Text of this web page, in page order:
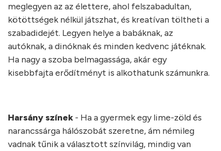
meglegyen az az élettere, ahol felszabadultan,
kötöttségek nélkül játszhat, és kreatívan töltheti a
szabadidejét. Legyen helye a babáknak, az
autóknak, a dinóknak és minden kedvenc játéknak.
Ha nagy a szoba belmagassága, akár egy
kisebbfajta erődítményt is alkothatunk számunkra.
Harsány színek - Ha a gyermek egy lime-zöld és
narancssárga hálószobát szeretne, ám némileg
vadnak tűnik a választott színvilág, mindig van